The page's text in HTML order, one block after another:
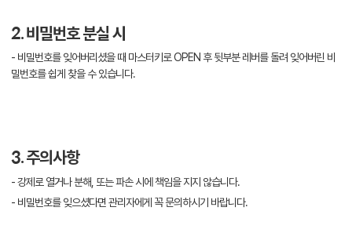
2. 비밀번호 분실 시
- 비밀번호를 잊어버리셨을 때 마스터키로 OPEN 후 뒷부분 레버를 돌려 잊어버린 비
밀번호를 쉽게 찾을 수 있습니다.
3. 주의사항
- 강제로 열거나 분해, 또는 파손 시에 책임을 지지 않습니다.
- 비밀번호를 잊으셨다면 관리자에게 꼭 문의하시기 바랍니다.